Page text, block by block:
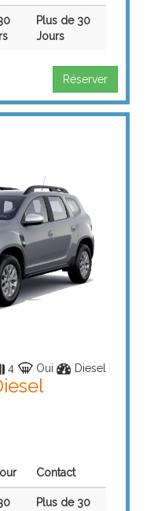
Plus de 30
Jours
Réserver
4 Oui Diesel
Contact
Plus de 30